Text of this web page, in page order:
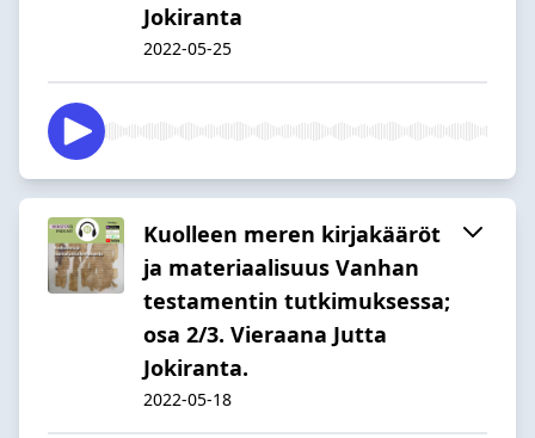
Jokiranta
2022-05-25
Kuolleen meren kirjakääröt
ja materiaalisuus Vanhan
testamentin tutkimuksessa;
osa 2/3. Vieraana Jutta
Jokiranta.
2022-05-18